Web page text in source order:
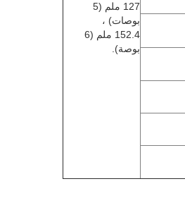
127 ملم (5
بوصات) ،
152.4 ملم (6
بوصة).